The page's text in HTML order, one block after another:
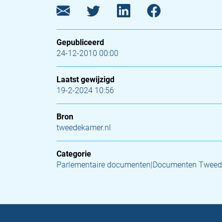
Gepubliceerd
24-12-2010 00:00
Laatst gewijzigd
19-2-2024 10:56
Bron
tweedekamer.nl
Categorie
Parlementaire documenten|Documenten